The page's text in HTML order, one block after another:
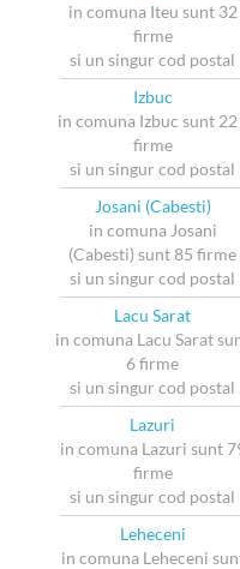
in comuna Iteu sunt 32
firme
si un singur cod postal
Izbuc
in comuna Izbuc sunt
firme
si un singur cod postal
Josani (Cabesti)
in comuna Josani
(Cabesti) sunt 85 firme
si un singur cod postal
Lacu Sarat
in comuna Lacu Sarat
6 firme
si un singur cod postal
Lazuri
in comuna Lazuri sunt
firme
si un singur cod postal
Leheceni
in comuna Leheceni